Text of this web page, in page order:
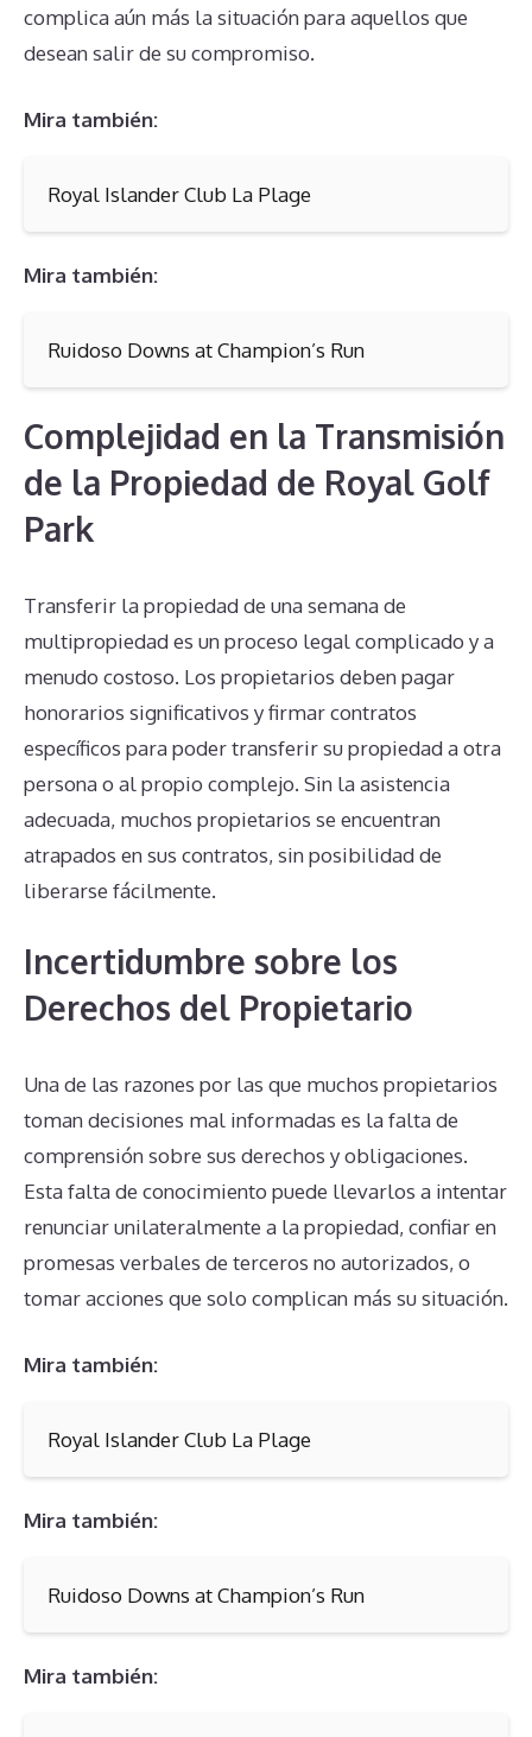
complica aún más la situación para aquellos que
desean salir de su compromiso.
Mira también:
Royal Islander Club La Plage
Mira también:
Ruidoso Downs at Champion’s Run
Complejidad en la Transmisión
de la Propiedad de Royal Golf
Park
Transferir la propiedad de una semana de
multipropiedad es un proceso legal complicado y a
menudo costoso. Los propietarios deben pagar
honorarios significativos y firmar contratos
específicos para poder transferir su propiedad a otra
persona o al propio complejo. Sin la asistencia
adecuada, muchos propietarios se encuentran
atrapados en sus contratos, sin posibilidad de
liberarse fácilmente.
Incertidumbre sobre los
Derechos del Propietario
Una de las razones por las que muchos propietarios
toman decisiones mal informadas es la falta de
comprensión sobre sus derechos y obligaciones.
Esta falta de conocimiento puede llevarlos a intentar
renunciar unilateralmente a la propiedad, confiar en
promesas verbales de terceros no autorizados, o
tomar acciones que solo complican más su situación.
Mira también:
Royal Islander Club La Plage
Mira también:
Ruidoso Downs at Champion’s Run
Mira también: